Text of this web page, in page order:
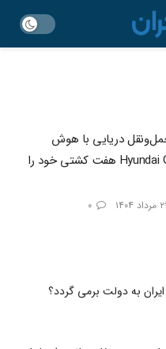
دریایی با هوش
مصنوعی؛ Hyundai Glovis هفت کشتی خود را
به دولت برمی ‌گردد؟